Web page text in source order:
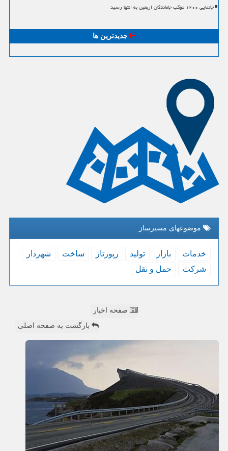
جانمایی ۱۲۰۰ موکب جاماندگان اربعین به انتها رسید
جدیدترین ها
موضوعهای مسیرساز
خدمات بازار تولید رپورتاژ ساخت
شهردار
شركت
حمل و نقل
صفحه اخبار
بازگشت به صفحه اصلی